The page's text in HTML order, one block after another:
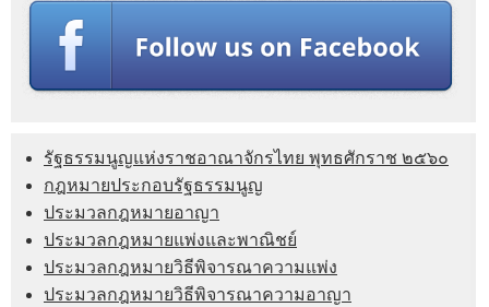
รัฐธรรมนูญแห่งราชอาณาจักรไทย พุทธศักราช ๒๕๖๐
กฎหมายประกอบรัฐธรรมนูญ
ประมวลกฎหมายอาญา
ประมวลกฎหมายแพ่งและพาณิชย์
ประมวลกฎหมายวิธีพิจารณาความแพ่ง
ประมวลกฎหมายวิธีพิจารณาความอาญา